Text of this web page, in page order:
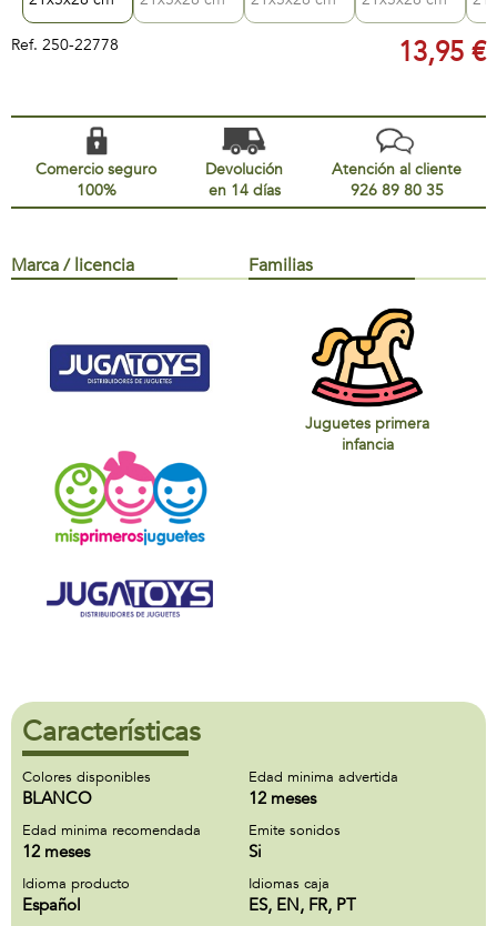
Ref. 250-22778 13,95 €
Comercio seguro
100%
Devolución
en 14 días
Atención al cliente
926 89 80 35
Marca / licencia Familias
Juguetes primera
infancia
Características
Colores disponibles
BLANCO
Edad minima advertida
12 meses
Edad minima recomendada
12 meses
Emite sonidos
Si
Idioma producto
Español
Idiomas caja
ES, EN, FR, PT